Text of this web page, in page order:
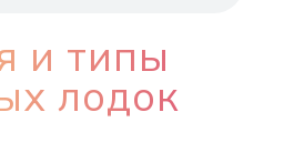
и типы
лодок